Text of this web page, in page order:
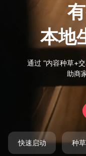
本地
通过 ​​“内容种草+
助商
快速启动 种